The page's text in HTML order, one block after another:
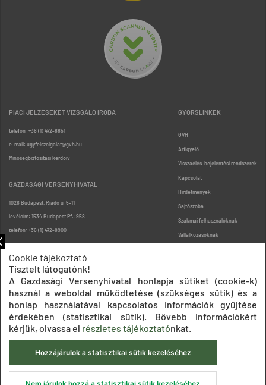
PIACI JELZÉSEKET VIZSGÁLÓ IRODA
telefon: +36 (1) 472-8851
e-mail: ugyfelszolgalat@gvh.hu
Minőségbiztosítási kérdőív
GAZDASÁGI VERSENYHIVATAL
1026 Budapest, Riadó u. 5-11.
levélcím: 1534 Budapest Pf.: 958
telefon: +36 (1) 472-8900
GYORSLINKEK
GVH
Árfigyelő
Visszaélés-bejelentési rendszerek
Kapcsolat
Hirdetmények
Sajtószoba
Szakmai felhasználóknak
Vállalkozásoknak
Oldaltérkép
Impresszum Adatkezelési tájékoztatók
Akadálymentesítési nyilatkozat
Közadatkereső
Süti beállítások ÁSZF
Cookie tájékoztató
Tisztelt látogatónk!
A Gazdasági Versenyhivatal honlapja sütiket (cookie-k)
használ a weboldal működtetése (szükséges sütik) és a
honlap használatával kapcsolatos információk gyűjtése
érdekében (statisztikai sütik). Bővebb információkért
kérjük, olvassa el részletes tájékoztatónkat.
Hozzájárulok a statisztikai sütik kezeléséhez